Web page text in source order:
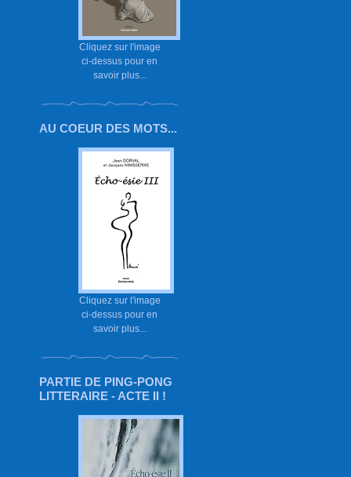
Cliquez sur l'image
ci-dessus pour en
savoir plus...
AU COEUR DES MOTS...
Cliquez sur l'image
ci-dessus pour en
savoir plus...
PARTIE DE PING-PONG
LITTERAIRE - ACTE II !